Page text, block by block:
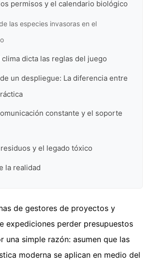
permisos y el calendario biológico
las especies invasoras en el
dicta las reglas del juego
un despliegue: La diferencia entre
constante y el soporte
y el legado tóxico
la realidad
de gestores de proyectos y
expediciones perder presupuestos
una simple razón: asumen que las
moderna se aplican en medio del